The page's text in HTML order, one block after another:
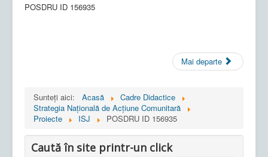
POSDRU ID 156935
Mai departe
Sunteți aici: Acasă
Cadre Didactice
Strategia Naţională de Acţiune Comunitară
Proiecte
ISJ POSDRU ID 156935
Caută în site printr-un click